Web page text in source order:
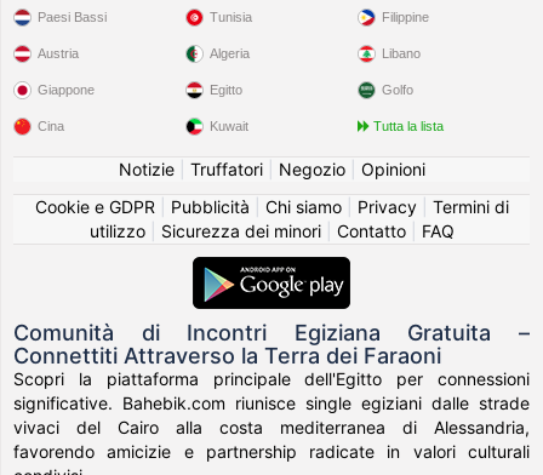
Paesi Bassi
Austria
Giappone
Cina
Tunisia
Algeria
Egitto
Kuwait
Filippine
Libano
Golfo
Tutta la lista
Notizie| Truffatori| Negozio| Opinioni
Cookie e GDPR
Pubblicità Chi siamo| Privacy| Termini di
utilizzo| Sicurezza dei minori| Contatto| FAQ
Comunità di Incontri Egiziana Gratuita –
Connettiti Attraverso la Terra dei Faraoni
Scopri la piattaforma principale dell'Egitto per connessioni
significative. Bahebik.com riunisce single egiziani dalle strade
vivaci del Cairo alla costa mediterranea di Alessandria,
favorendo amicizie e partnership radicate in valori culturali